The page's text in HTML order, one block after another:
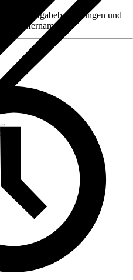
B. Rückgabebedingungen und